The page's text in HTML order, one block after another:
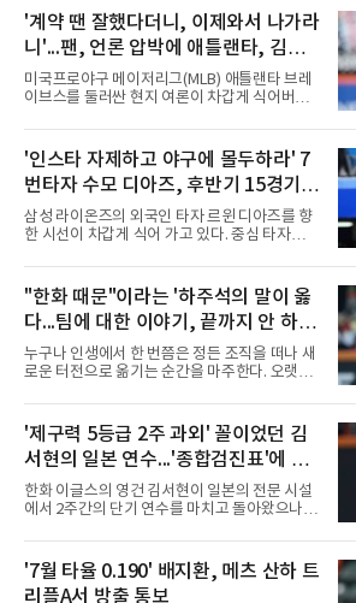
페셜 플레이 넘버 '81'을 새겼다. 측면에는 건곤
감리 문양을 활용한 전용 얼라인먼트가 적용됐
다.한종훈 기자 hjh@maniareport.com
'계약 땐 잘했다더니, 이제와서 나가라
니'...팬, 언론 압박에 애틀랜타, 김하
성 방출하나?
미국프로야구 메이저리그(MLB) 애틀랜타 브레
이브스를 둘러싼 현지 여론이 차갑게 식어버렸
환호하던 분위기는 온데간데없고, 이제는 성적
부진과 부상을 이유로 팀에서 내보내야 한다는
목소리가 거세지고 있다.김하성은 이번 시즌을
앞두고 대형 계약을 체결하며 기대를 모았으나,
연이은 부상 공백과 극심한 타격 부진이 겹치며
구단과 팬들의 인내심을 한계에 다다르게 만들
었다. 야구계의 냉혹한 비즈니스 논리에 따라,
프 역시 팬들의 거센 항의와 언론의 날 선 비판에
서 자유로울 수 없는 상황이
'인스타 자제하고 야구에 몰두하라' 7
번타자 수모 디아즈, 후반기 15경기
홈런 제로
삼성 라이온즈의 외국인 타자 르윈 디아즈를 향
한 시선이 차갑게 식어 가고 있다. 중심 타자로서
한 부진에 빠지면서 팬들의 원성과 질책이 거세
지는 모양새다.특히 후반기 들어 나타나는 지독
한 홈런 부재는 팀의 고민을 깊게 만들고 있다.
디아즈는 후반기 15경기에 출전해 56타수를 소
화하는 동안 16개의 안타를 기록하며 0.286의
타율 자체는 나쁘지 않은 수치를 유지하고 있다.
그러나 홈런 생산 능력은 완전히 실종됐다. 중심
고, 이는 팀 전체의 공격력 저하로 직결되고 있
다. 최근 경기에서는
"한화 때문"이라는 '하주석의 말이 옳
다...팀에 대한 이야기, 끝까지 안 하는
게 도리
누구나 인생에서 한 번쯤은 정든 조직을 떠나 새
로운 터전으로 옮기는 순간을 마주한다. 오랫동
를 안고 떠난 곳이든 마침표를 찍는 일은 늘 복잡
한 감정을 동반한다. 그곳을 떠난 뒤 주위에서 묻
는다. "지금 여기 어때? 거기는 어땠어?" 이때 쏟
아지는 유혹은 달콤하다. 그동안 쌓였던 불만과
섭섭함을 토로하며 동조를 구하고 싶은 마음이
굴뚝같아진다. 하지만 사회생활의 오랜 격언이
자 진리는 명확하다. '전 회사 욕은 결국 누워서
며 깊은 여운을 남겼다. 오랫동안 한 팀의 주전으
로 헌신하다 새로운
'제구력 5등급 2주 과외' 꼴이었던 김
서현의 일본 연수...'종합검진표'에 불
과
한화 이글스의 영건 김서현이 일본의 전문 시설
에서 2주간의 단기 연수를 마치고 돌아왔으나,
출하며 야구 팬들과 전문가들 사이에 씁쓸한 뒷
맛을 남기고 있다.출국 당시만 해도 선수의 고질
적인 제구 문제를 해결할 특효약이 될 것처럼 포
'7월 타율 0.190' 배지환, 메츠 산하 트
리플A서 방출 통보